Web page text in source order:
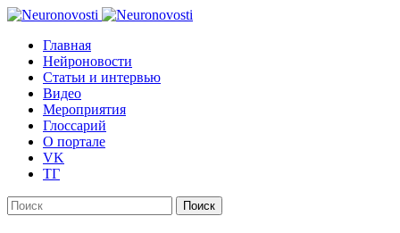
Главная
Нейроновости
Статьи и интервью
Видео
Мероприятия
Глоссарий
О портале
VK
ТГ
Найти: